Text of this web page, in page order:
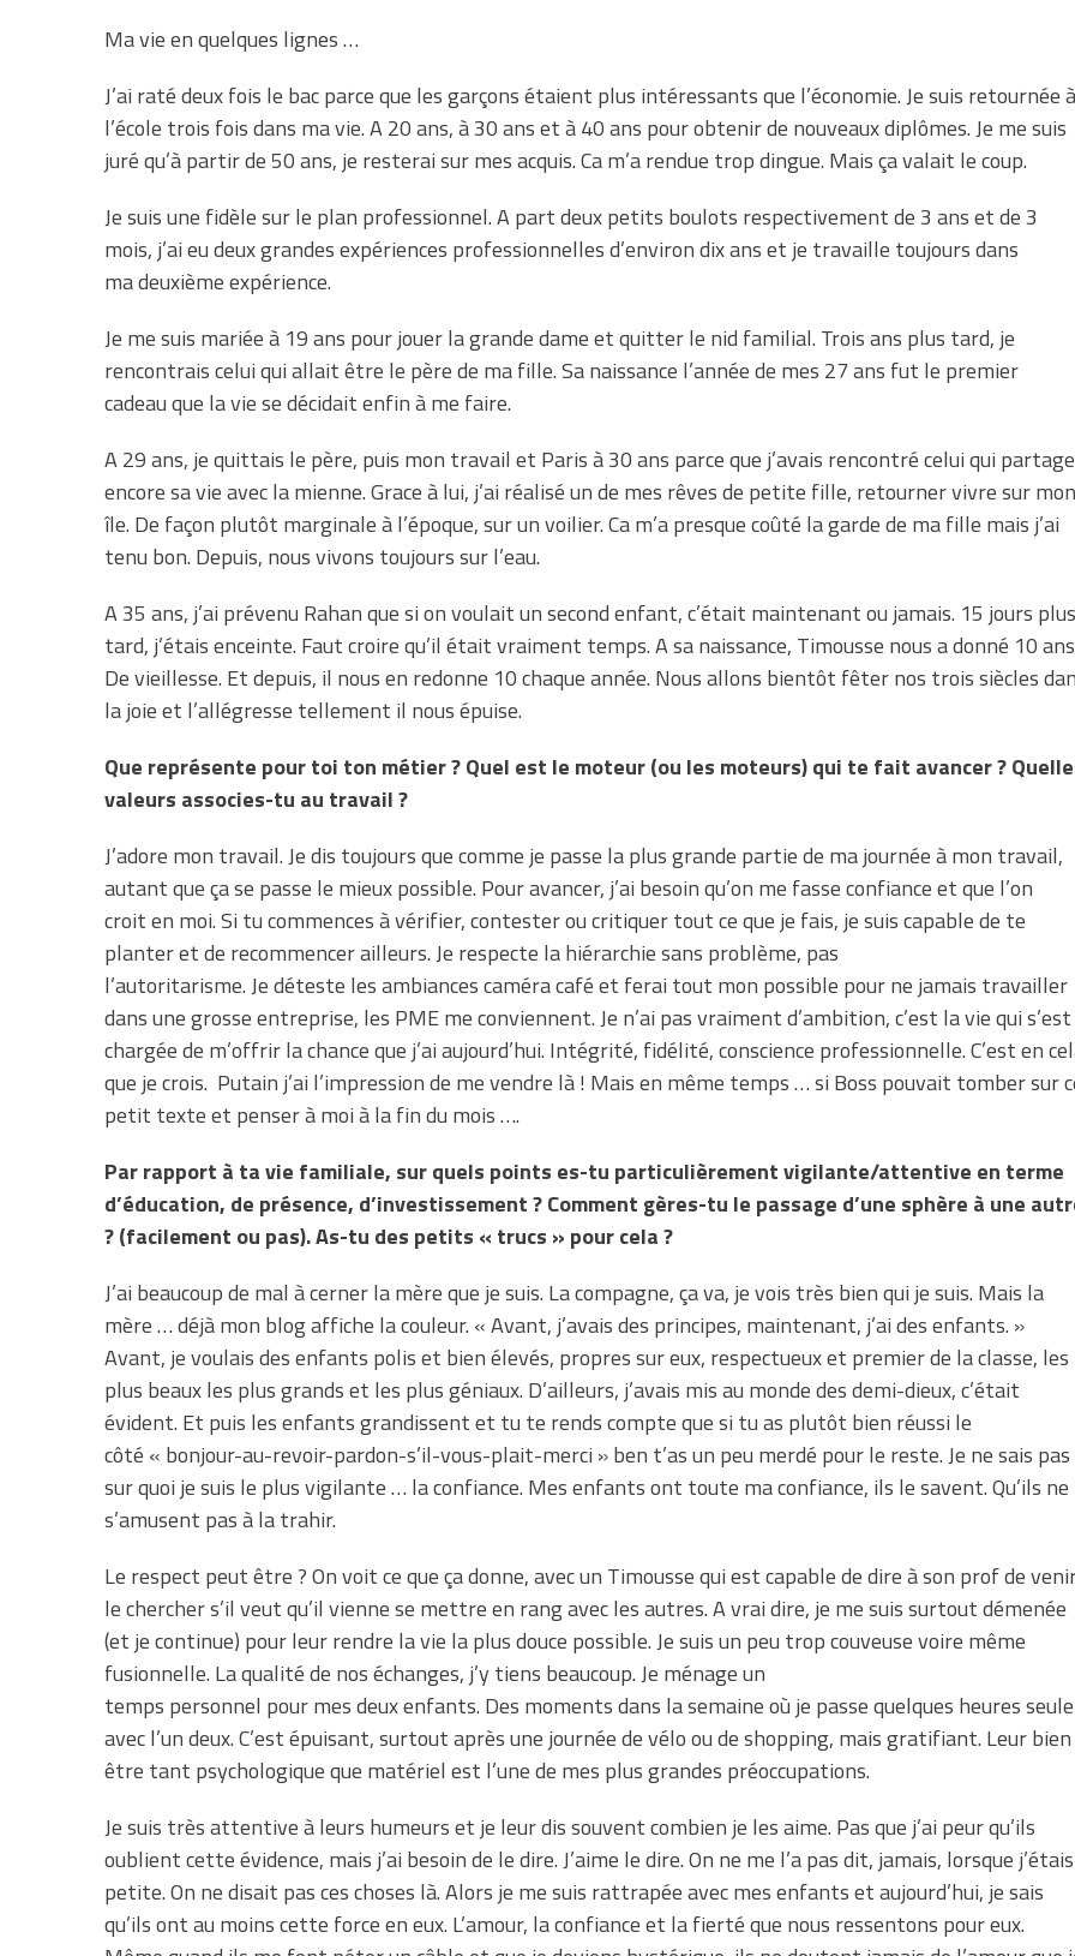
Ma vie en quelques lignes …
J’ai raté deux fois le bac parce que les garçons étaient plus intéressants que l’économie. Je suis retournée à
l’école trois fois dans ma vie. A 20 ans, à 30 ans et à 40 ans pour obtenir de nouveaux diplômes. Je me suis
juré qu’à partir de 50 ans, je resterai sur mes acquis. Ca m’a rendue trop dingue. Mais ça valait le coup.
Je suis une fidèle sur le plan professionnel. A part deux petits boulots respectivement de 3 ans et de 3
mois, j’ai eu deux grandes expériences professionnelles d’environ dix ans et je travaille toujours dans
ma deuxième expérience.
Je me suis mariée à 19 ans pour jouer la grande dame et quitter le nid familial. Trois ans plus tard, je
rencontrais celui qui allait être le père de ma fille. Sa naissance l’année de mes 27 ans fut le premier
cadeau que la vie se décidait enfin à me faire.
A 29 ans, je quittais le père, puis mon travail et Paris à 30 ans parce que j’avais rencontré celui qui partage
encore sa vie avec la mienne. Grace à lui, j’ai réalisé un de mes rêves de petite fille, retourner vivre sur mon
île. De façon plutôt marginale à l’époque, sur un voilier. Ca m’a presque coûté la garde de ma fille mais j’ai
tenu bon. Depuis, nous vivons toujours sur l’eau.
A 35 ans, j’ai prévenu Rahan que si on voulait un second enfant, c’était maintenant ou jamais. 15 jours plus
tard, j’étais enceinte. Faut croire qu’il était vraiment temps. A sa naissance, Timousse nous a donné 10
De vieillesse. Et depuis, il nous en redonne 10 chaque année. Nous allons bientôt fêter nos trois siècles
la joie et l’allégresse tellement il nous épuise.
Que représente pour toi ton métier ? Quel est le moteur (ou les moteurs) qui te fait avancer ?
valeurs associes-tu au travail ?
J’adore mon travail. Je dis toujours que comme je passe la plus grande partie de ma journée à mon travail,
autant que ça se passe le mieux possible. Pour avancer, j’ai besoin qu’on me fasse confiance et que l’on
croit en moi. Si tu commences à vérifier, contester ou critiquer tout ce que je fais, je suis capable de te
planter et de recommencer ailleurs. Je respecte la hiérarchie sans problème, pas
l’autoritarisme. Je déteste les ambiances caméra café et ferai tout mon possible pour ne jamais travailler
dans une grosse entreprise, les PME me conviennent. Je n’ai pas vraiment d’ambition, c’est la vie qui s’est
chargée de m’offrir la chance que j’ai aujourd’hui. Intégrité, fidélité, conscience professionnelle. C’est en
que je crois. Putain j’ai l’impression de me vendre là ! Mais en même temps … si Boss pouvait tomber sur
petit texte et penser à moi à la fin du mois ….
Par rapport à ta vie familiale, sur quels points es-tu particulièrement vigilante/attentive en terme
d’éducation, de présence, d’investissement ? Comment gères-tu le passage d’une sphère à une
? (facilement ou pas). As-tu des petits « trucs » pour cela ?
J’ai beaucoup de mal à cerner la mère que je suis. La compagne, ça va, je vois très bien qui je suis. Mais la
mère … déjà mon blog affiche la couleur. « Avant, j’avais des principes, maintenant, j’ai des enfants. »
Avant, je voulais des enfants polis et bien élevés, propres sur eux, respectueux et premier de la classe, les
plus beaux les plus grands et les plus géniaux. D’ailleurs, j’avais mis au monde des demi-dieux, c’était
évident. Et puis les enfants grandissent et tu te rends compte que si tu as plutôt bien réussi le
côté « bonjour-au-revoir-pardon-s’il-vous-plait-merci » ben t’as un peu merdé pour le reste. Je ne sais pas
sur quoi je suis le plus vigilante … la confiance. Mes enfants ont toute ma confiance, ils le savent. Qu’ils ne
s’amusent pas à la trahir.
Le respect peut être ? On voit ce que ça donne, avec un Timousse qui est capable de dire à son prof de
le chercher s’il veut qu’il vienne se mettre en rang avec les autres. A vrai dire, je me suis surtout démenée
(et je continue) pour leur rendre la vie la plus douce possible. Je suis un peu trop couveuse voire même
fusionnelle. La qualité de nos échanges, j’y tiens beaucoup. Je ménage un
temps personnel pour mes deux enfants. Des moments dans la semaine où je passe quelques heures seule
avec l’un deux. C’est épuisant, surtout après une journée de vélo ou de shopping, mais gratifiant. Leur bien
être tant psychologique que matériel est l’une de mes plus grandes préoccupations.
Je suis très attentive à leurs humeurs et je leur dis souvent combien je les aime. Pas que j’ai peur qu’ils
oublient cette évidence, mais j’ai besoin de le dire. J’aime le dire. On ne me l’a pas dit, jamais, lorsque j’étais
petite. On ne disait pas ces choses là. Alors je me suis rattrapée avec mes enfants et aujourd’hui, je sais
qu’ils ont au moins cette force en eux. L’amour, la confiance et la fierté que nous ressentons pour eux.